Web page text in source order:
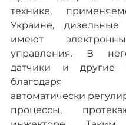
технике,
Украине, дизельные
имеют
управления. В
датчики и другие
благодаря
автоматически
процессы,